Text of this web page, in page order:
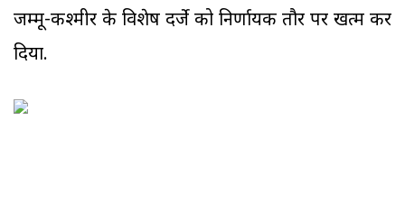
जम्मू-कश्मीर के विशेष दर्जे को निर्णायक तौर पर खत्म कर
दिया.